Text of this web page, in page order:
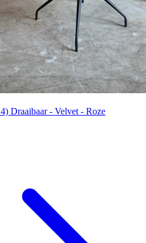
Draaibaar - Velvet - Roze